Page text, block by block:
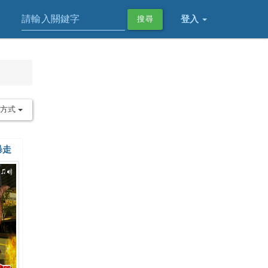
登入
搜尋
式
走